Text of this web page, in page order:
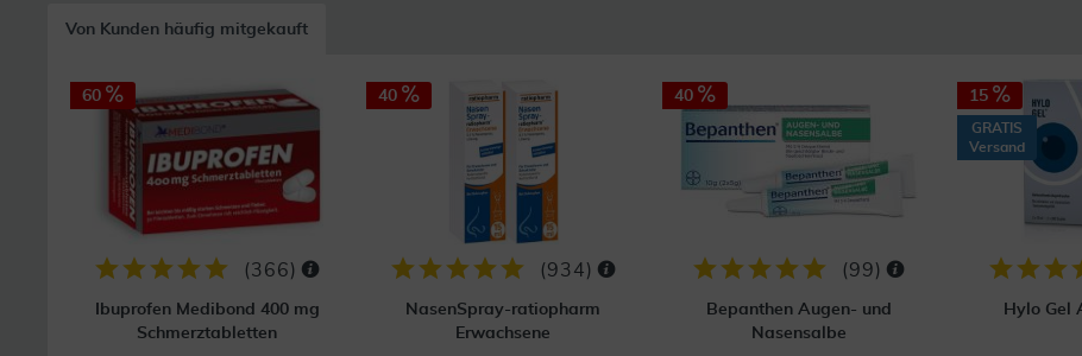
Von Kunden häufig mitgekauft
60
(366)
Ibuprofen Medibond 400 mg
Schmerztabletten
40
(934)
NasenSpray-ratiopharm
Erwachsene
40
(99)
Bepanthen Augen- und
Nasensalbe
15
GRATIS
Versand
Hylo Gel